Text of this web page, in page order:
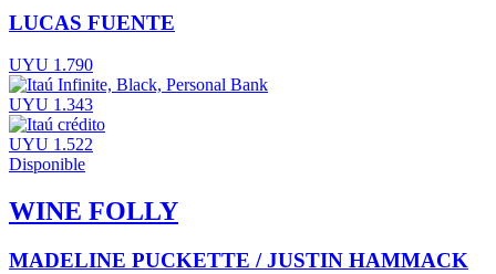
LUCAS FUENTE
UYU 1.790
UYU 1.343
UYU 1.522
Disponible
WINE FOLLY
MADELINE PUCKETTE / JUSTIN HAMMACK